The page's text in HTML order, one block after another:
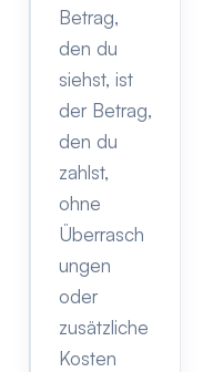
Betrag,
den du
siehst, ist
der Betrag,
den du
zahlst,
ohne
Überrasch
ungen
oder
zusätzliche
Kosten